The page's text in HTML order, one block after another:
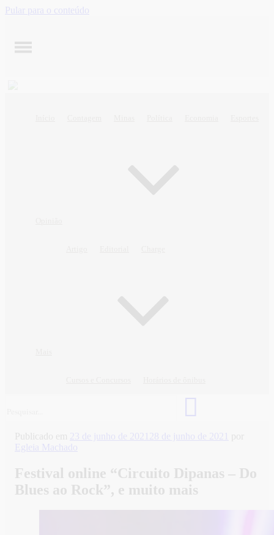
Pular para o conteúdo
Publicado em 23 de junho de 2021 28 de junho de 2021
por
Egleia Machado
Festival online “Circuito Dipanas – Do
Blues ao Rock”, e muito mais